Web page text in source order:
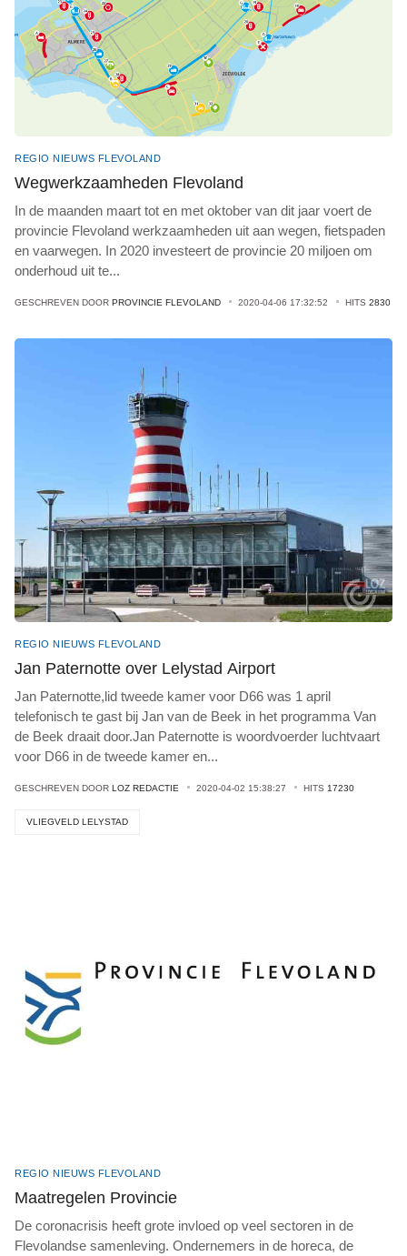
REGIO NIEUWS FLEVOLAND
Wegwerkzaamheden Flevoland
In de maanden maart tot en met oktober van dit jaar voert de
provincie Flevoland werkzaamheden uit aan wegen, fietspaden
en vaarwegen. In 2020 investeert de provincie 20 miljoen om
onderhoud uit te...
GESCHREVEN DOOR PROVINCIE FLEVOLAND 2020-04-06 17:32:52 HITS 2830
REGIO NIEUWS FLEVOLAND
Jan Paternotte over Lelystad Airport
Jan Paternotte,lid tweede kamer voor D66 was 1 april
telefonisch te gast bij Jan van de Beek in het programma Van
de Beek draait door.Jan Paternotte is woordvoerder luchtvaart
voor D66 in de tweede kamer en...
GESCHREVEN DOOR LOZ REDACTIE 2020-04-02 15:38:27 HITS 17230
VLIEGVELD LELYSTAD
REGIO NIEUWS FLEVOLAND
Maatregelen Provincie
De coronacrisis heeft grote invloed op veel sectoren in de
Flevolandse samenleving. Ondernemers in de horeca, de